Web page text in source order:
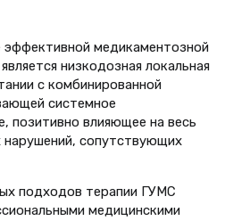
медикаментозной
низкодозная локальная
с комбинированной
системное
позитивно влияющее на весь
нарушений, сопутствующих
подходов терапии ГУМС
медицинскими